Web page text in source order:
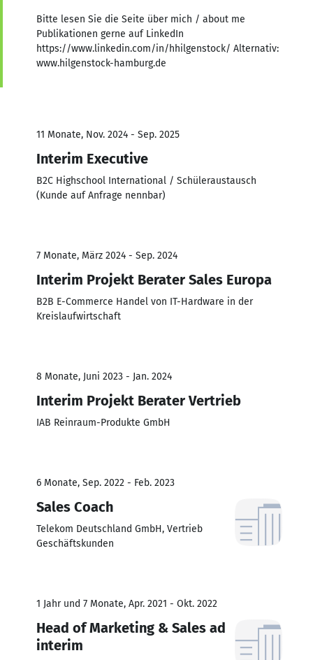
Bitte lesen Sie die Seite über mich / about me
Publikationen gerne auf LinkedIn
https://www.linkedin.com/in/hhilgenstock/ Alternativ:
www.hilgenstock-hamburg.de
11 Monate, Nov. 2024 - Sep. 2025
Interim Executive
B2C Highschool International / Schüleraustausch
(Kunde auf Anfrage nennbar)
7 Monate, März 2024 - Sep. 2024
Interim Projekt Berater Sales Europa
B2B E-Commerce Handel von IT-Hardware in der
Kreislaufwirtschaft
8 Monate, Juni 2023 - Jan. 2024
Interim Projekt Berater Vertrieb
IAB Reinraum-Produkte GmbH
6 Monate, Sep. 2022 - Feb. 2023
Sales Coach
Telekom Deutschland GmbH, Vertrieb
Geschäftskunden
1 Jahr und 7 Monate, Apr. 2021 - Okt. 2022
Head of Marketing & Sales ad
interim